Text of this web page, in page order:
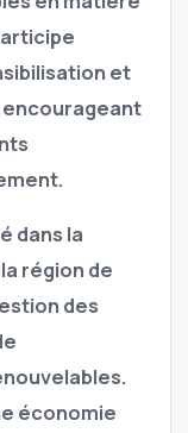
et
dans la
région de
des
économie